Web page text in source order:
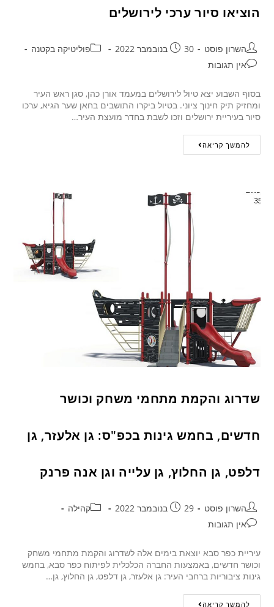
הוציאו סיור ערכי לירושלים
השרון פוסט 30 בנובמבר 2022
פוליטיקה בקטנה
אין תגובות
בסוף השבוע יצא טיול לירושלים במעמד אורן כהן, סגן ראש העיר
ומחזיק תיק חינוך ציוני. בטיול ביקרו התושבים בחאן שער הגיא, ערכו
סיור בעיריית ירושלים וזכו לשבת בחדר מועצת העיר…
להמשך קריאה
שדרוג והקמת מתחמי משחק וכושר
חדשים, בחמש גינות בכפ"ס: גן אלעזר, גן
דלפט, גן החלוץ, גן עלייה וגן אנה פרנק
השרון פוסט 29 בנובמבר 2022
קהילה
אין תגובות
עיריית כפר סבא יוצאת בימים אלה לשדרוג והקמת מתחמי משחק
וכושר חדשים, באמצעות החברה הכלכלית לפיתוח כפר סבא, בחמש
גינות ציבוריות ברחבי העיר: גן אלעזר, גן דלפט, גן החלוץ, גן…
להמשך קריאה